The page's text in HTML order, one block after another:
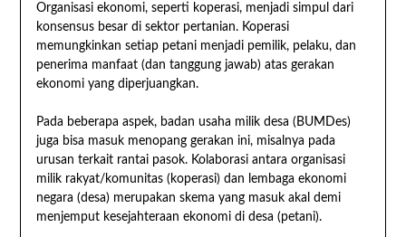
Organisasi ekonomi, seperti koperasi, menjadi simpul dari
konsensus besar di sektor pertanian. Koperasi
memungkinkan setiap petani menjadi pemilik, pelaku, dan
penerima manfaat (dan tanggung jawab) atas gerakan
ekonomi yang diperjuangkan.
Pada beberapa aspek, badan usaha milik desa (BUMDes)
juga bisa masuk menopang gerakan ini, misalnya pada
urusan terkait rantai pasok. Kolaborasi antara organisasi
milik rakyat/komunitas (koperasi) dan lembaga ekonomi
negara (desa) merupakan skema yang masuk akal demi
menjemput kesejahteraan ekonomi di desa (petani).